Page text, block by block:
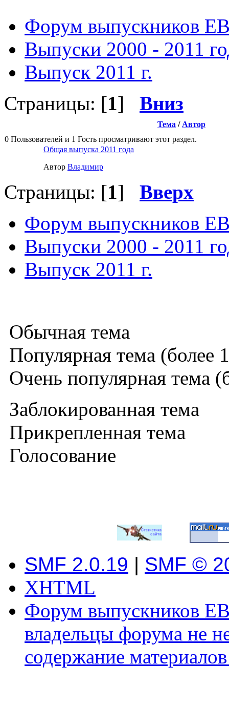
Форум выпускников
Выпуски 2000 - 2011
Выпуск 2011 г.
Страницы: [1] Вниз
Тема / Автор
0 Пользователей и 1 Гость просматривают этот раздел.
Общая выпуска 2011 года
Автор Влaдимир
Страницы: [1] Вверх
Форум выпускников
Выпуски 2000 - 2011
Выпуск 2011 г.
Обычная тема
Популярная тема (более
Очень популярная тема
Заблокированная тема
Прикрепленная тема
Голосование
SMF 2.0.19 | SMF ©
XHTML
Форум выпускников
владельцы форума не
содержание